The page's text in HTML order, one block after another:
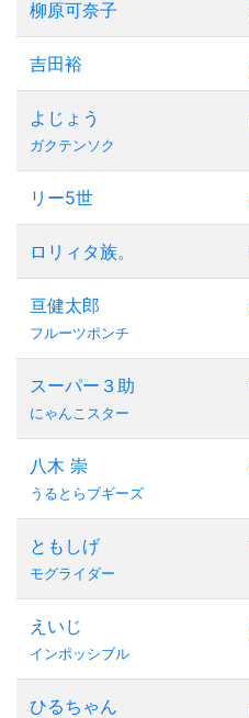
柳原可奈子
吉田裕
よじょう
ガクテンソク
リー5世
ロリィタ族。
亘健太郎
フルーツポンチ
スーパー３助
にゃんこスター
八木 崇
うるとらブギーズ
ともしげ
モグライダー
えいじ
インポッシブル
ひるちゃん